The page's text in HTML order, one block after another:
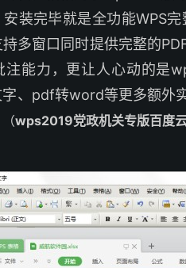
装完毕就是全功能WPS
多窗口同时提供完整的
注能力，更让人心动的是
、pdf转word等更多额外
（wps2019党政机关专版百度云